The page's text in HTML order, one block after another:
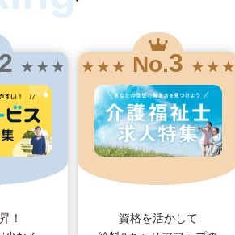
2 ★ ★ ★
！
★ ★ ★ No.3 ★ ★ ★
資格を活かして